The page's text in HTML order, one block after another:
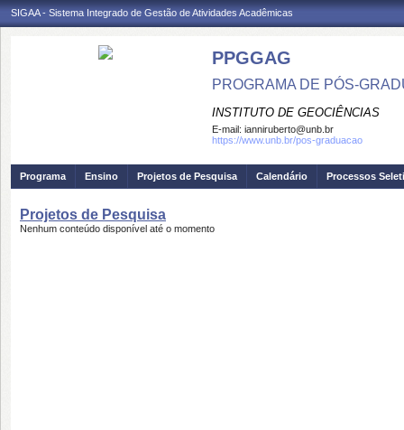
SIGAA - Sistema Integrado de Gestão de Atividades Acadêmicas
PPGGAG
PROGRAMA DE PÓS-
INSTITUTO DE GEOCIÊNCIAS
E-mail: ianniruberto@unb.br
https://www.unb.br/pos-graduacao
Programa Ensino Projetos de Pesquisa Calendário Processos
Projetos de Pesquisa
Nenhum conteúdo disponível até o momento